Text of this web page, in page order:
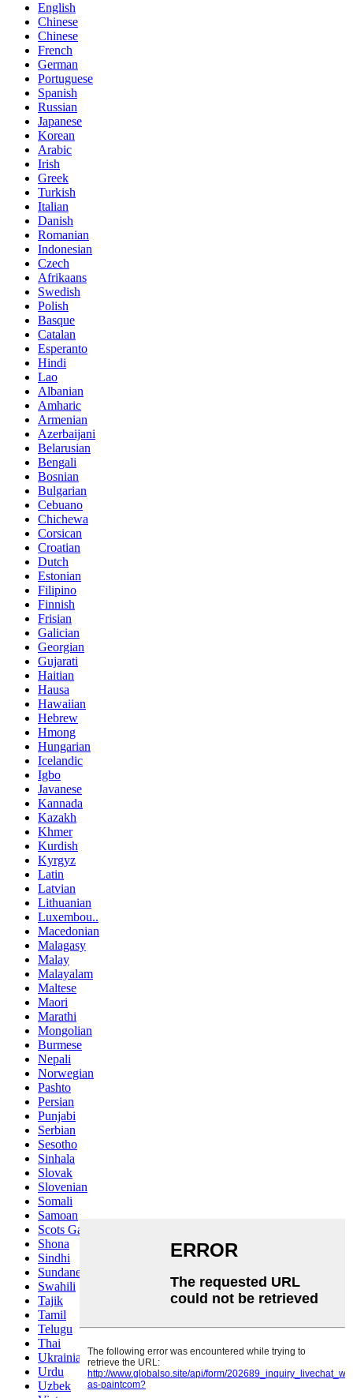
English
Chinese
Chinese
French
German
Portuguese
Spanish
Russian
Japanese
Korean
Arabic
Irish
Greek
Turkish
Italian
Danish
Romanian
Indonesian
Czech
Afrikaans
Swedish
Polish
Basque
Catalan
Esperanto
Hindi
Lao
Albanian
Amharic
Armenian
Azerbaijani
Belarusian
Bengali
Bosnian
Bulgarian
Cebuano
Chichewa
Corsican
Croatian
Dutch
Estonian
Filipino
Finnish
Frisian
Galician
Georgian
Gujarati
Haitian
Hausa
Hawaiian
Hebrew
Hmong
Hungarian
Icelandic
Igbo
Javanese
Kannada
Kazakh
Khmer
Kurdish
Kyrgyz
Latin
Latvian
Lithuanian
Luxembou..
Macedonian
Malagasy
Malay
Malayalam
Maltese
Maori
Marathi
Mongolian
Burmese
Nepali
Norwegian
Pashto
Persian
Punjabi
Serbian
Sesotho
Sinhala
Slovak
Slovenian
Somali
Samoan
Scots Gaelic
Shona
Sindhi
Sundanese
Swahili
Tajik
Tamil
Telugu
Thai
Ukrainian
Urdu
Uzbek